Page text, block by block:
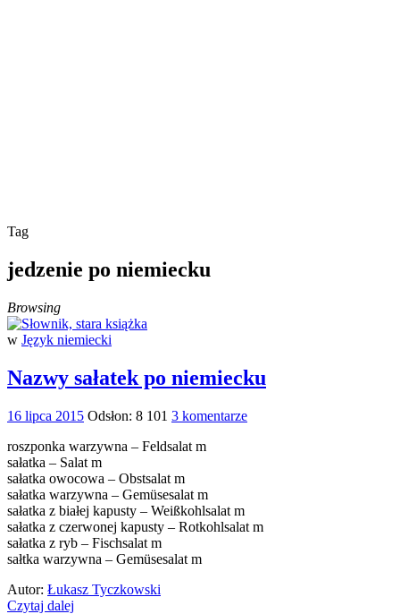
Tag
jedzenie po niemiecku
Browsing
w Język niemiecki
Nazwy sałatek po niemiecku
16 lipca 2015 Odsłon: 8 101 3 komentarze
roszponka warzywna – Feldsalat m
sałatka – Salat m
sałatka owocowa – Obstsalat m
sałatka warzywna – Gemüsesalat m
sałatka z białej kapusty – Weißkohlsalat m
sałatka z czerwonej kapusty – Rotkohlsalat m
sałatka z ryb – Fischsalat m
sałtka warzywna – Gemüsesalat m
Autor: Łukasz Tyczkowski
Czytaj dalej